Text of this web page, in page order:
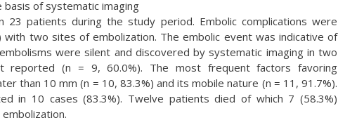
of systematic imaging
23 patients during the study period. Embolic complications were
two sites of embolization. The embolic event was indicative of
were silent and discovered by systematic imaging in two
reported (n = 9, 60.0%). The most frequent factors favoring
than 10 mm (n = 10, 83.3%) and its mobile nature (n = 11, 91.7%).
in 10 cases (83.3%). Twelve patients died of which 7 (58.3%)